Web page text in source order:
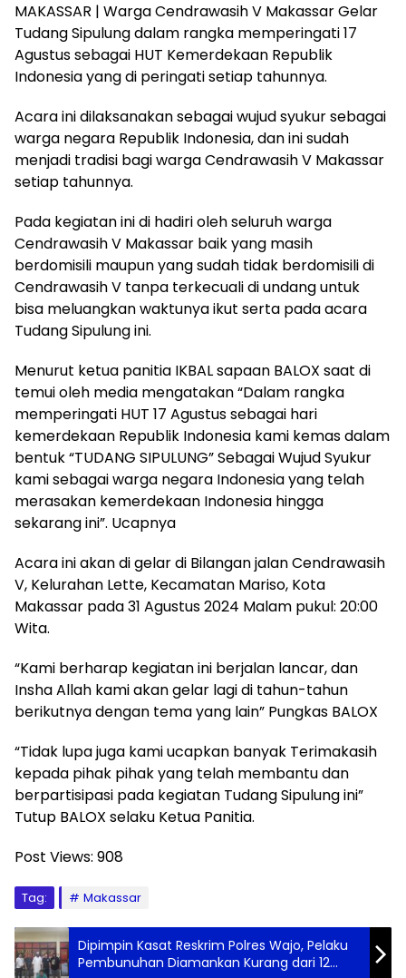
MAKASSAR | Warga Cendrawasih V Makassar Gelar
Tudang Sipulung dalam rangka memperingati 17
Agustus sebagai HUT Kemerdekaan Republik
Indonesia yang di peringati setiap tahunnya.
Acara ini dilaksanakan sebagai wujud syukur sebagai
warga negara Republik Indonesia, dan ini sudah
menjadi tradisi bagi warga Cendrawasih V Makassar
setiap tahunnya.
Pada kegiatan ini di hadiri oleh seluruh warga
Cendrawasih V Makassar baik yang masih
berdomisili maupun yang sudah tidak berdomisili di
Cendrawasih V tanpa terkecuali di undang untuk
bisa meluangkan waktunya ikut serta pada acara
Tudang Sipulung ini.
Menurut ketua panitia IKBAL sapaan BALOX saat di
temui oleh media mengatakan “Dalam rangka
memperingati HUT 17 Agustus sebagai hari
kemerdekaan Republik Indonesia kami kemas dalam
bentuk “TUDANG SIPULUNG” Sebagai Wujud Syukur
kami sebagai warga negara Indonesia yang telah
merasakan kemerdekaan Indonesia hingga
sekarang ini”. Ucapnya
Acara ini akan di gelar di Bilangan jalan Cendrawasih
V, Kelurahan Lette, Kecamatan Mariso, Kota
Makassar pada 31 Agustus 2024 Malam pukul: 20:00
Wita.
“Kami berharap kegiatan ini berjalan lancar, dan
Insha Allah kami akan gelar lagi di tahun-tahun
berikutnya dengan tema yang lain” Pungkas BALOX
“Tidak lupa juga kami ucapkan banyak Terimakasih
kepada pihak pihak yang telah membantu dan
berpartisipasi pada kegiatan Tudang Sipulung ini”
Tutup BALOX selaku Ketua Panitia.
Post Views: 908
Tag: Makassar
Dipimpin Kasat Reskrim Polres Wajo, Pelaku
Pembunuhan Diamankan Kurang dari 12